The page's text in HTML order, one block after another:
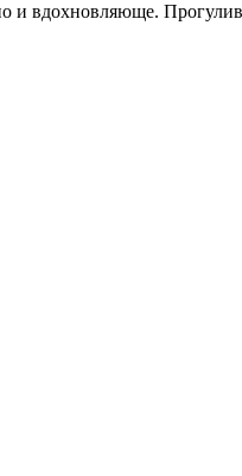
и вдохновляюще.